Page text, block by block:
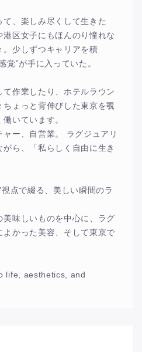
て、楽しみ尽くして生きた
区女子にもほんのり憧れな
。少しずつキャリアを積
覚”が手に入っていた。
作業したり、ホテルラウン
ょっと背伸びした東京を覗
いています。
ー、自営業。 ラグジュアリ
ら、「私らしく自由に生き
点で綴る、美しい瞬間のラ
美味しいものを中心に、ラグ
かった美容、そして東京で
life, aesthetics, and